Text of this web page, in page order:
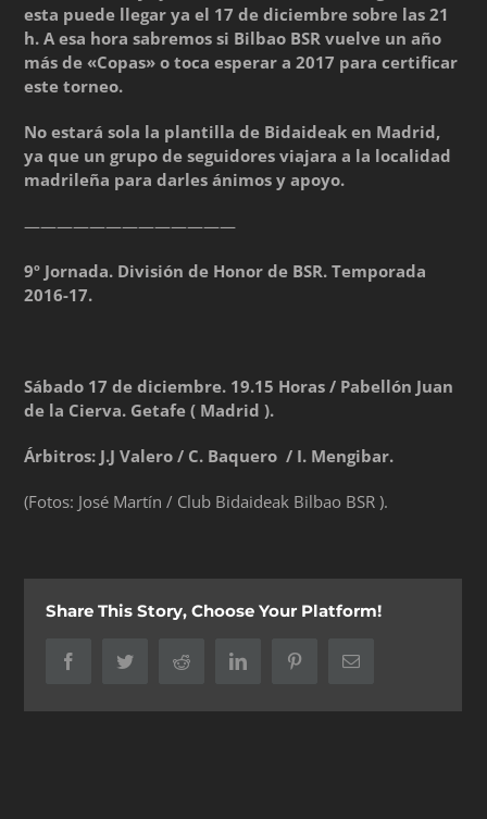
esta puede llegar ya el 17 de diciembre sobre las 21
h. A esa hora sabremos si Bilbao BSR vuelve un año
más de «Copas» o toca esperar a 2017 para certificar
este torneo.
No estará sola la plantilla de Bidaideak en Madrid,
ya que un grupo de seguidores viajara a la localidad
madrileña para darles ánimos y apoyo.
—————————————
9º Jornada. División de Honor de BSR. Temporada
2016-17.
Sábado 17 de diciembre. 19.15 Horas / Pabellón Juan
de la Cierva. Getafe ( Madrid ).
Árbitros: J.J Valero / C. Baquero / I. Mengibar.
(Fotos: José Martín / Club Bidaideak Bilbao BSR ).
Share This Story, Choose Your Platform!
FacebookTwitter Reddit LinkedIn PinterestCorreo